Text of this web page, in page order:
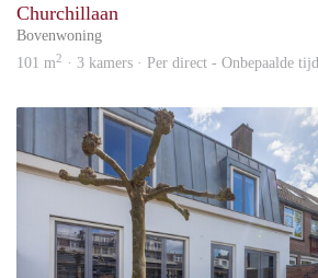
Churchillaan
Bovenwoning
101 m2 · 3 kamers · Per direct - Onbepaalde tijd